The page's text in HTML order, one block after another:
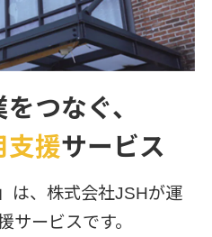
つなぐ、
支援サービス
は、株式会社JSHが運
サービスです。